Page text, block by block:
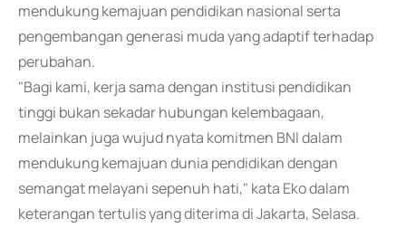
mendukung kemajuan pendidikan nasional serta
pengembangan generasi muda yang adaptif terhadap
perubahan.
"Bagi kami, kerja sama dengan institusi pendidikan
tinggi bukan sekadar hubungan kelembagaan,
melainkan juga wujud nyata komitmen BNI dalam
mendukung kemajuan dunia pendidikan dengan
semangat melayani sepenuh hati," kata Eko dalam
keterangan tertulis yang diterima di Jakarta, Selasa.